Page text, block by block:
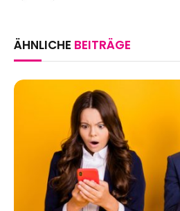
ÄHNLICHE BEITRÄGE